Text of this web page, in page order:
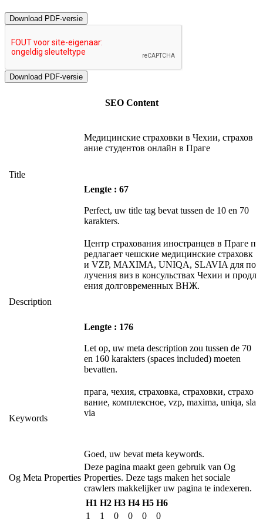
Download PDF-versie
SEO Content
Title
Медицинские страховки в Чехии, страхов
ание студентов онлайн в Праге
Lengte : 67
Perfect, uw title tag bevat tussen de 10 en 70
karakters.
Description
Центр страхования иностранцев в Праге п
редлагает чешские медицинские страховк
и VZP, MAXIMA, UNIQA, SLAVIA для по
лучения виз в консульствах Чехии и продл
ения долговременных ВНЖ.
Lengte : 176
Let op, uw meta description zou tussen de 70
en 160 karakters (spaces included) moeten
bevatten.
Keywords
прага, чехия, страховка, страховки, страхо
вание, комплексное, vzp, maxima, uniqa, sla
via
Goed, uw bevat meta keywords.
Og Meta Properties
Deze pagina maakt geen gebruik van Og
Properties. Deze tags maken het sociale
crawlers makkelijker uw pagina te indexeren.
H1 H2 H3 H4 H5 H6
1
1 0 0 0 0